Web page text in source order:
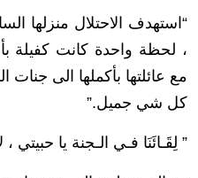
، لحظة واحدة كانت كفيلة
مع عائلتها بأكملها الى جنات
كل شي جميل.”
” لِقَـائَنَا فـي الـجنة يا